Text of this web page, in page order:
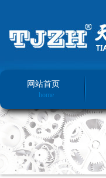
网站首页
home